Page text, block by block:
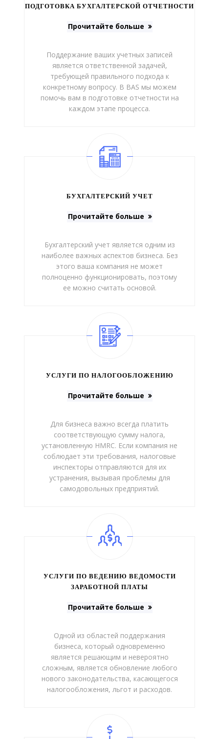
ПОДГОТОВКА БУХГАЛТЕРСКОЙ ОТЧЕТНОСТИ
Прочитайте больше
Поддержание ваших учетных записей
является ответственной задачей,
требующей правильного подхода к
конкретному вопросу. В BAS мы можем
помочь вам в подготовке отчетности на
каждом этапе процесса.
БУХГАЛТЕРСКИЙ УЧЕТ
Прочитайте больше
Бухгалтерский учет является одним из
наиболее важных аспектов бизнеса. Без
этого ваша компания не может
полноценно функционировать, поэтому
ее можно считать основой.
УСЛУГИ ПО НАЛОГООБЛОЖЕНИЮ
Прочитайте больше
Для бизнеса важно всегда платить
соответствующую сумму налога,
установленную HMRC. Если компания не
соблюдает эти требования, налоговые
инспекторы отправляются для их
устранения, вызывая проблемы для
самодовольных предприятий.
УСЛУГИ ПО ВЕДЕНИЮ ВЕДОМОСТИ
ЗАРАБОТНОЙ ПЛАТЫ
Прочитайте больше
Одной из областей поддержания
бизнеса, который одновременно
является решающим и невероятно
сложным, является обновление любого
нового законодательства, касающегося
налогообложения, льгот и расходов.